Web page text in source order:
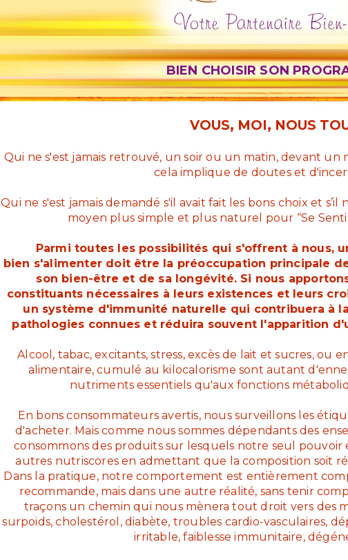
BIEN CHOISIR SON
VOUS, MOI, NOUS
Qui ne s'est jamais retrouvé, un soir ou un matin, devant un
cela implique de doutes et
Qui ne s'est jamais demandé s'il avait fait les bons choix et
moyen plus simple et plus naturel pour “Se
Parmi toutes les possibilités qui s'offrent à nous,
bien s'alimenter doit être la préoccupation principale
son bien-être et de sa longévité. Si nous
constituants nécessaires à leurs existences et leurs
un système d'immunité naturelle qui contribuera à
pathologies connues et réduira souvent l'apparition
Alcool, tabac, excitants, stress, excès de lait et sucres, ou
alimentaire, cumulé au kilocalorisme sont autant
nutriments essentiels qu'aux fonctions
En bons consommateurs avertis, nous surveillons les
d'acheter. Mais comme nous sommes dépendants des
consommons des produits sur lesquels notre seul pouvoir
autres nutriscores en admettant que la composition soit
Dans la pratique, notre comportement est entièrement
recommande, mais dans une autre réalité, sans tenir
traçons un chemin qui nous mènera tout droit vers des
surpoids, cholestérol, diabète, troubles cardio-vasculaires,
irritable, faiblesse immunitaire,